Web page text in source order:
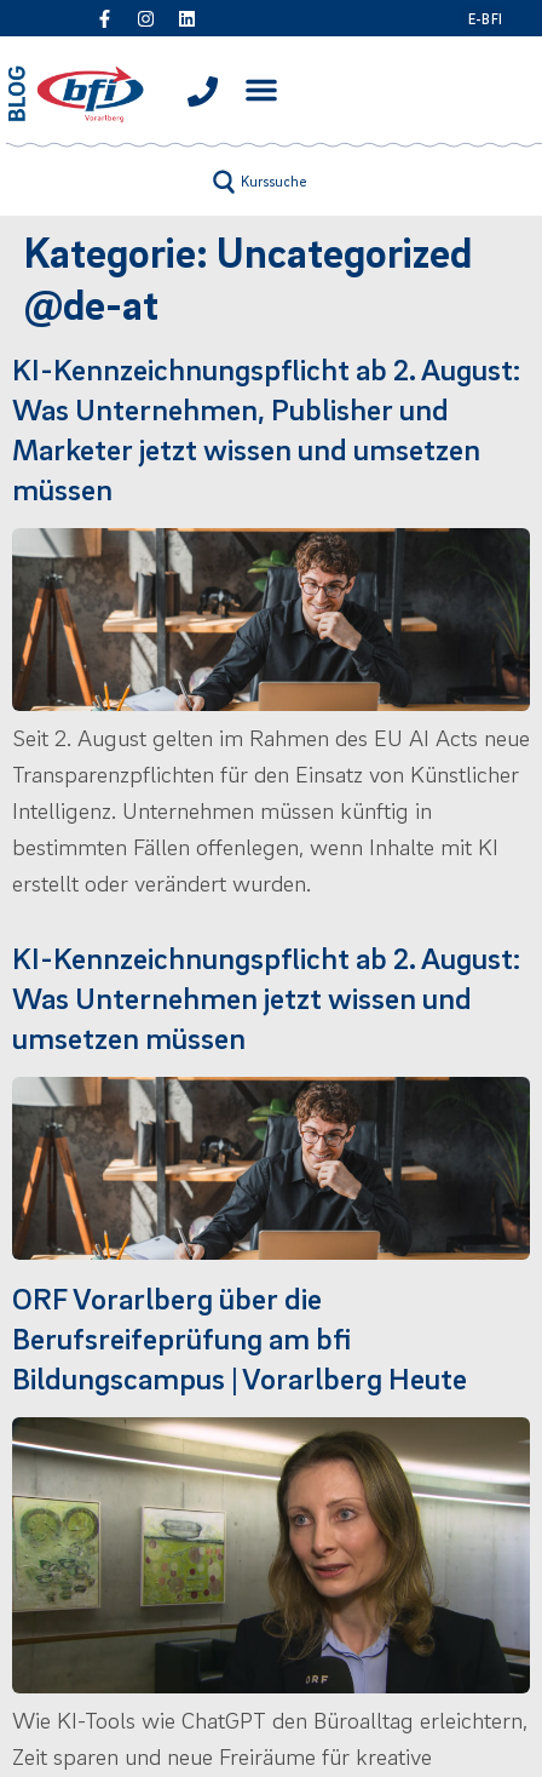
E-BFI
Kurssuche
Kategorie: Uncategorized
@de-at
KI-Kennzeichnungspflicht ab 2. August:
Was Unternehmen, Publisher und
Marketer jetzt wissen und umsetzen
müssen
Seit 2. August gelten im Rahmen des EU AI Acts neue
Transparenzpflichten für den Einsatz von Künstlicher
Intelligenz. Unternehmen müssen künftig in
bestimmten Fällen offenlegen, wenn Inhalte mit KI
erstellt oder verändert wurden.
KI-Kennzeichnungspflicht ab 2. August:
Was Unternehmen jetzt wissen und
umsetzen müssen
ORF Vorarlberg über die
Berufsreifeprüfung am bfi
Bildungscampus | Vorarlberg Heute
Wie KI-Tools wie ChatGPT den Büroalltag erleichtern,
Zeit sparen und neue Freiräume für kreative